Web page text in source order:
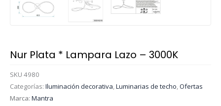
Nur Plata * Lampara Lazo – 3000K
SKU 4980
Categorías: Iluminación decorativa,Luminarias de techo,Ofertas
Marca: Mantra